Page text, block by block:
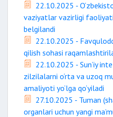
22.10.2025 -
vaziyatlar vazirligi
belgilandi
22.10.2025 -
qilish sohasi
22.10.2025 - Sun’iy
zilzilalarni o‘rta va uzoq
amaliyoti yo‘lga qo‘yiladi
27.10.2025 - Tuman
organlari uchun yangi